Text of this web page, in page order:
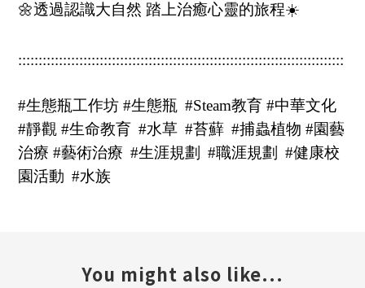
🌼透過認識大自然 踏上治癒心靈的旅程☀️
::::::::::::::::::::::::::::::::::::::::::::::::::::::::::::::::::::::::::::::::
#生態瓶工作坊 #生態瓶 #Steam教育 #中華文化
#靜觀 #生命教育 #水草 #苔蘚 #捕蟲植物 #園藝
治療 #藝術治療 #生涯規劃 #職涯規劃
#健康校
園活動 #水族
You might also like...